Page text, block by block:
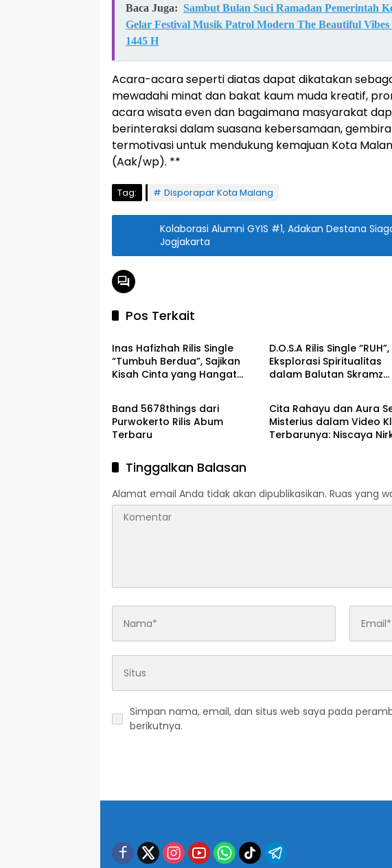
Baca Juga: Sambut Bulan Suci Ramadan Pemerintah
Gelar Festival Musik Patrol Modern The Beautiful Vibes
1445 H
Acara-acara seperti diatas dapat dikatakan
mewadahi minat dan bakat kaum muda kreatif,
acara wisata even dan bagaimana masyarakat
berinteraksi dalam suasana kebersamaan,
termotivasi untuk mendukung kemajuan Kota
(Aak/wp). **
Tag: Disporapar Kota Malang
Kolaborasi Alumni GYIS #1, Adakan Destana
Jogjakarta
Pos Terkait
Musik
Inas Hafizhah Rilis Single
“Tumbuh Berdua”, Sajikan
Kisah Cinta yang Hangat
D.O.S.A Rilis Single “RUH”,
Eksplorasi Spiritualitas
dalam Balutan Skramz
Musik
Band 5678things dari
Purwokerto Rilis Abum
Terbaru
Musik
Cita Rahayu dan Aura
Misterius dalam Video
Terbarunya: Niscaya
Tinggalkan Balasan
Alamat email Anda tidak akan dipublikasikan. Ruas yang
Simpan nama, email, dan situs web saya pada
berikutnya.